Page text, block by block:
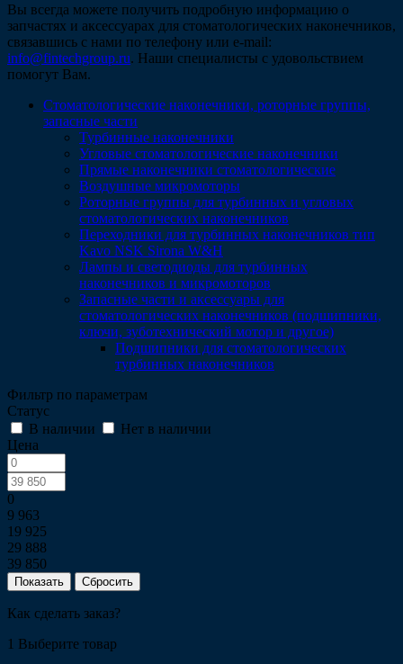
Вы всегда можете получить подробную информацию о
запчастях и аксессуарах для стоматологических наконечников,
связавшись с нами по телефону или e-mail:
info@fintechgroup.ru. Наши специалисты с удовольствием
помогут Вам.
Стоматологические наконечники, роторные группы,
запасные части
Турбинные наконечники
Угловые стоматологические наконечники
Прямые наконечники стоматологические
Воздушные микромоторы
Роторные группы для турбинных и угловых
стоматологических наконечников
Переходники для турбинных наконечников тип
Kavo NSK Sirona W&H
Лампы и светодиоды для турбинных
наконечников и микромоторов
Запасные части и аксессуары для
стоматологических наконечников (подшипники,
ключи, зуботехнический мотор и другое)
Подшипники для стоматологических
турбинных наконечников
Фильтр по параметрам
Статус
В наличии
Нет в наличии
Цена
0
9 963
19 925
29 888
39 850
Сбросить
Как сделать заказ?
1 Выберите товар